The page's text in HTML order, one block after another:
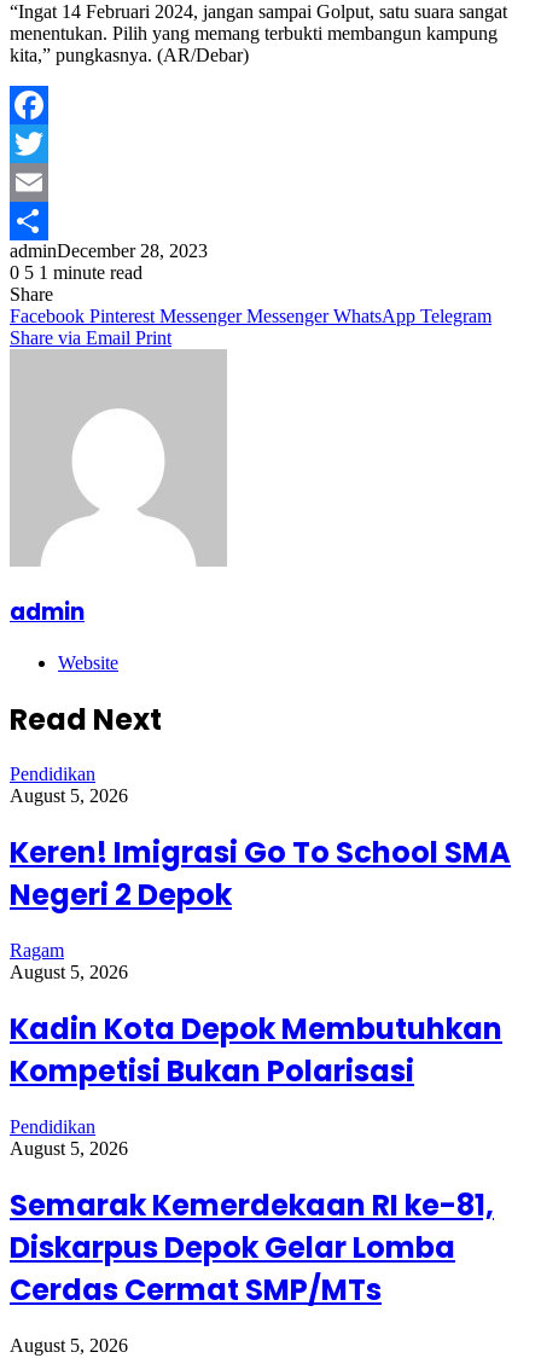
“Ingat 14 Februari 2024, jangan sampai Golput, satu suara sangat
menentukan. Pilih yang memang terbukti membangun kampung
kita,” pungkasnya. (AR/Debar)
Facebook
Twitter
Email
Share
adminDecember 28, 2023
0 5 1 minute read
Share
Facebook Pinterest Messenger Messenger WhatsApp Telegram
Share via Email Print
admin
Website
Read Next
Pendidikan
August 5, 2026
Keren! Imigrasi Go To School SMA
Negeri 2 Depok
Ragam
August 5, 2026
Kadin Kota Depok Membutuhkan
Kompetisi Bukan Polarisasi
Pendidikan
August 5, 2026
Semarak Kemerdekaan RI ke-81,
Diskarpus Depok Gelar Lomba
Cerdas Cermat SMP/MTs
August 5, 2026